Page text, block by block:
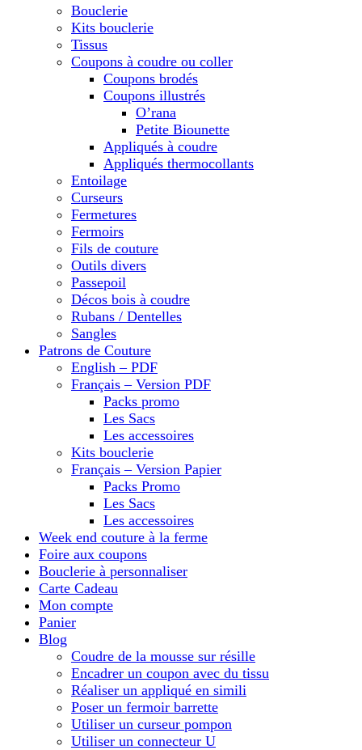
Bouclerie
Kits bouclerie
Tissus
Coupons à coudre ou coller
Coupons brodés
Coupons illustrés
O’rana
Petite Biounette
Appliqués à coudre
Appliqués thermocollants
Entoilage
Curseurs
Fermetures
Fermoirs
Fils de couture
Outils divers
Passepoil
Décos bois à coudre
Rubans / Dentelles
Sangles
Patrons de Couture
English – PDF
Français – Version PDF
Packs promo
Les Sacs
Les accessoires
Kits bouclerie
Français – Version Papier
Packs Promo
Les Sacs
Les accessoires
Week end couture à la ferme
Foire aux coupons
Bouclerie à personnaliser
Carte Cadeau
Mon compte
Panier
Blog
Coudre de la mousse sur résille
Encadrer un coupon avec du tissu
Réaliser un appliqué en simili
Poser un fermoir barrette
Utiliser un curseur pompon
Utiliser un connecteur U